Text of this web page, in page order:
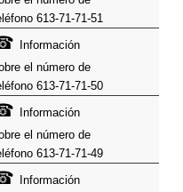
613-71-71-51
Información
el número de
613-71-71-50
Información
el número de
613-71-71-49
Información